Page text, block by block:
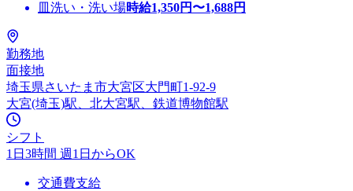
皿洗い・洗い場時給1,350円〜1,688円
勤務地
面接地
埼玉県さいたま市大宮区大門町1-92-9
大宮(埼玉)駅、北大宮駅、鉄道博物館駅
シフト
1日3時間 週1日からOK
交通費支給